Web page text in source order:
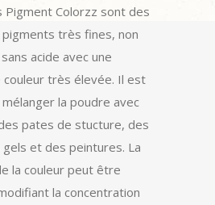
Pigment Colorzz sont des
très fines, non
acide avec une
très élevée. Il est
la poudre avec
pates de stucture, des
et des peintures. La
la couleur peut être
la concentration